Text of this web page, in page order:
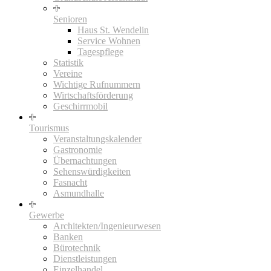
Senioren
Haus St. Wendelin
Service Wohnen
Tagespflege
Statistik
Vereine
Wichtige Rufnummern
Wirtschaftsförderung
Geschirrmobil
Tourismus
Veranstaltungskalender
Gastronomie
Übernachtungen
Sehenswürdigkeiten
Fasnacht
Asmundhalle
Gewerbe
Architekten/Ingenieurwesen
Banken
Bürotechnik
Dienstleistungen